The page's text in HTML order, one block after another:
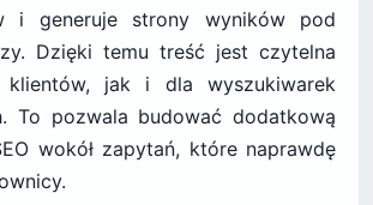
i generuje strony wyników pod
Dzięki temu treść jest czytelna
klientów, jak i dla wyszukiwarek
To pozwala budować dodatkową
wokół zapytań, które naprawdę